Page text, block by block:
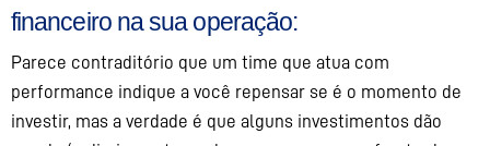
financeiro na sua operação:
Parece contraditório que um time que atua com
performance indique a você repensar se é o momento de
investir, mas a verdade é que alguns investimentos dão